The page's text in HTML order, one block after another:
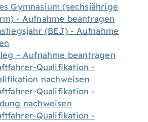
Gymnasium (sechsjährige
- Aufnahme beantragen
(BEJ) - Aufnahme
– Aufnahme beantragen
Qualifikation -
nachweisen
Qualifikation -
nachweisen
Qualifikation -